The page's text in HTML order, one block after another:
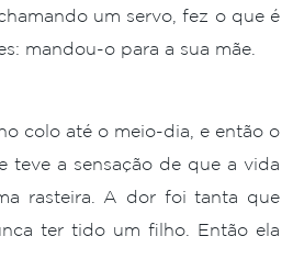
um servo, fez o que é
mandou-o para a sua mãe.
colo até o meio-dia, e então o
teve a sensação de que a vida
rasteira. A dor foi tanta que
ter tido um filho. Então ela